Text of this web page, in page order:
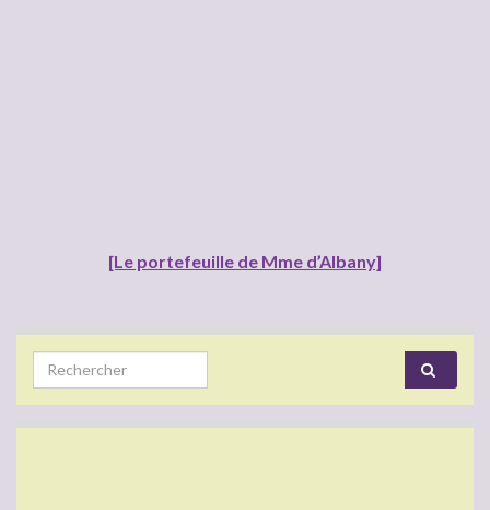
[Le portefeuille de Mme d’Albany]
Search for: